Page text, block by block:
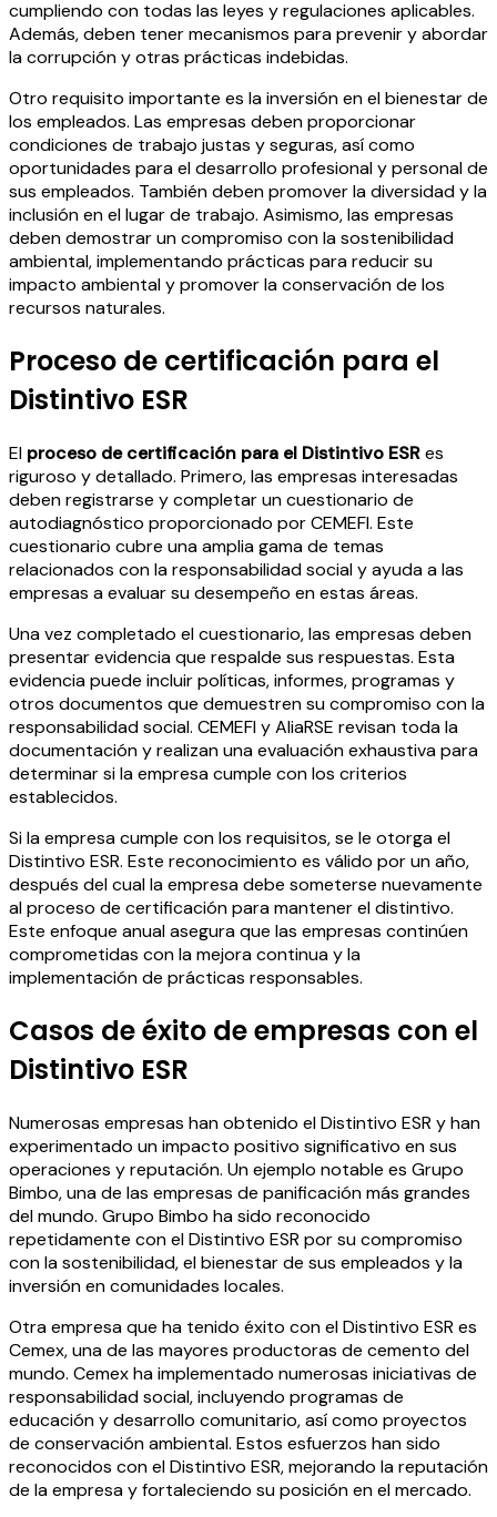
cumpliendo con todas las leyes y regulaciones aplicables.
Además, deben tener mecanismos para prevenir y abordar
la corrupción y otras prácticas indebidas.
Otro requisito importante es la inversión en el bienestar de
los empleados. Las empresas deben proporcionar
condiciones de trabajo justas y seguras, así como
oportunidades para el desarrollo profesional y personal de
sus empleados. También deben promover la diversidad y la
inclusión en el lugar de trabajo. Asimismo, las empresas
deben demostrar un compromiso con la sostenibilidad
ambiental, implementando prácticas para reducir su
impacto ambiental y promover la conservación de los
recursos naturales.
Proceso de certificación para el
Distintivo ESR
El proceso de certificación para el Distintivo ESRes
riguroso y detallado. Primero, las empresas interesadas
deben registrarse y completar un cuestionario de
autodiagnóstico proporcionado por CEMEFI. Este
cuestionario cubre una amplia gama de temas
relacionados con la responsabilidad social y ayuda a las
empresas a evaluar su desempeño en estas áreas.
Una vez completado el cuestionario, las empresas deben
presentar evidencia que respalde sus respuestas. Esta
evidencia puede incluir políticas, informes, programas y
otros documentos que demuestren su compromiso con la
responsabilidad social. CEMEFI y AliaRSE revisan toda la
documentación y realizan una evaluación exhaustiva para
determinar si la empresa cumple con los criterios
establecidos.
Si la empresa cumple con los requisitos, se le otorga el
Distintivo ESR. Este reconocimiento es válido por un año,
después del cual la empresa debe someterse nuevamente
al proceso de certificación para mantener el distintivo.
Este enfoque anual asegura que las empresas continúen
comprometidas con la mejora continua y la
implementación de prácticas responsables.
Casos de éxito de empresas con el
Distintivo ESR
Numerosas empresas han obtenido el Distintivo ESR y han
experimentado un impacto positivo significativo en sus
operaciones y reputación. Un ejemplo notable es Grupo
Bimbo, una de las empresas de panificación más grandes
del mundo. Grupo Bimbo ha sido reconocido
repetidamente con el Distintivo ESR por su compromiso
con la sostenibilidad, el bienestar de sus empleados y la
inversión en comunidades locales.
Otra empresa que ha tenido éxito con el Distintivo ESR es
Cemex, una de las mayores productoras de cemento del
mundo. Cemex ha implementado numerosas iniciativas de
responsabilidad social, incluyendo programas de
educación y desarrollo comunitario, así como proyectos
de conservación ambiental. Estos esfuerzos han sido
reconocidos con el Distintivo ESR, mejorando la reputación
de la empresa y fortaleciendo su posición en el mercado.